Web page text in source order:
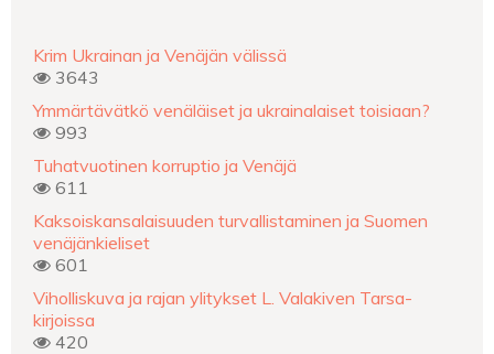
Krim Ukrainan ja Venäjän välissä
3643
Ymmärtävätkö venäläiset ja ukrainalaiset toisiaan?
993
Tuhatvuotinen korruptio ja Venäjä
611
Kaksoiskansalaisuuden turvallistaminen ja Suomen
venäjänkieliset
601
Viholliskuva ja rajan ylitykset L. Valakiven Tarsa-
kirjoissa
420